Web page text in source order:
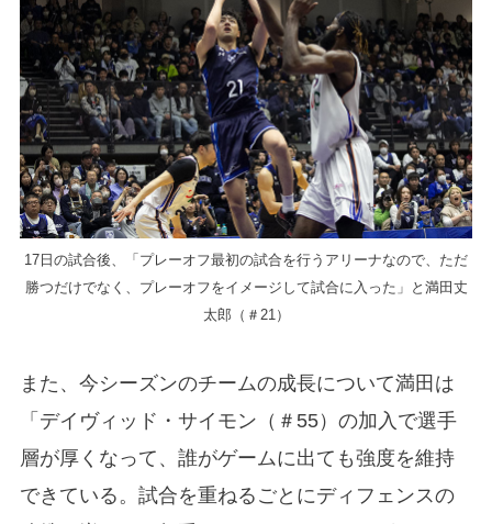
17日の試合後、「プレーオフ最初の試合を行うアリーナなので、ただ
勝つだけでなく、プレーオフをイメージして試合に入った」と満田丈
太郎（＃21）
また、今シーズンのチームの成長について満田は
「デイヴィッド・サイモン（＃55）の加入で選手
層が厚くなって、誰がゲームに出ても強度を維持
できている。試合を重ねるごとにディフェンスの